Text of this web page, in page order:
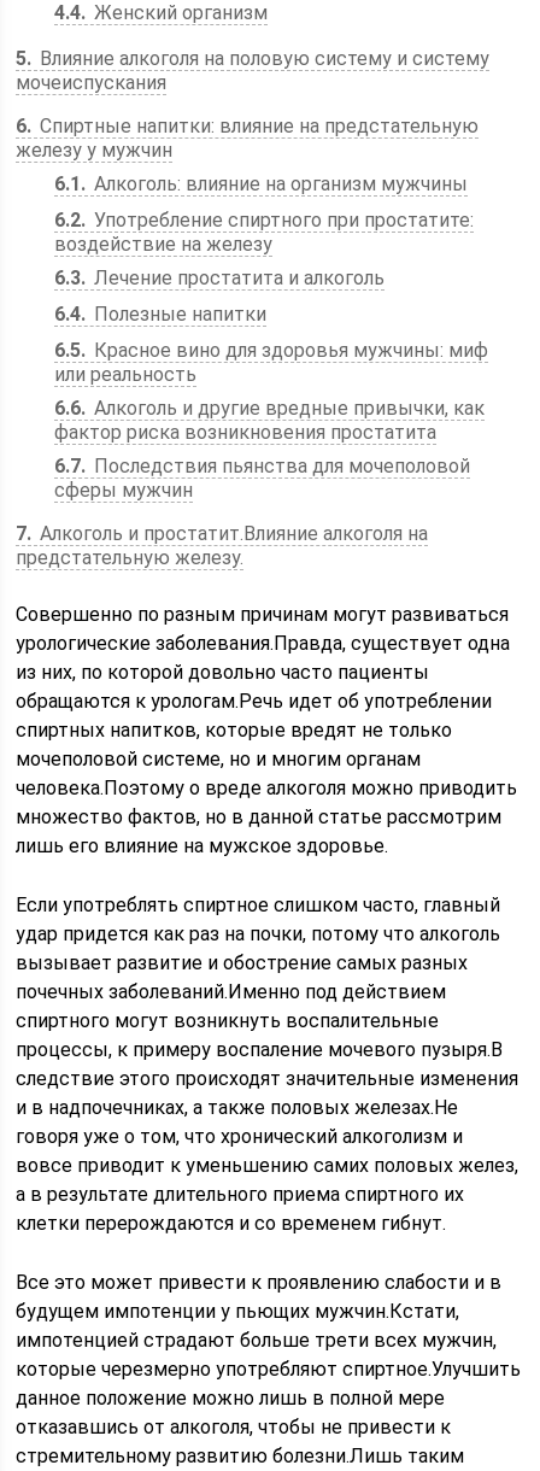
4.4 Женский организм
5
Влияние алкоголя на половую систему и систему
мочеиспускания
6 Спиртные напитки: влияние на предстательную
железу у мужчин
6.1
Алкоголь: влияние на организм мужчины
6.2 Употребление спиртного при простатите:
воздействие на железу
6.3 Лечение простатита и алкоголь
6.4
Полезные напитки
6.5
Красное вино для здоровья мужчины: миф
или реальность
6.6 Алкоголь и другие вредные привычки, как
фактор риска возникновения простатита
6.7
Последствия пьянства для мочеполовой
сферы мужчин
7 Алкоголь и простатит.Влияние алкоголя на
предстательную железу.
Совершенно по разным причинам могут развиваться
урологические заболевания.Правда, существует одна
из них, по которой довольно часто пациенты
обращаются к урологам.Речь идет об употреблении
спиртных напитков, которые вредят не только
мочеполовой системе, но и многим органам
человека.Поэтому о вреде алкоголя можно приводить
множество фактов, но в данной статье рассмотрим
лишь его влияние на мужское здоровье.
Если употреблять спиртное слишком часто, главный
удар придется как раз на почки, потому что алкоголь
вызывает развитие и обострение самых разных
почечных заболеваний.Именно под действием
спиртного могут возникнуть воспалительные
процессы, к примеру воспаление мочевого пузыря.В
следствие этого происходят значительные изменения
и в надпочечниках, а также половых железах.Не
говоря уже о том, что хронический алкоголизм и
вовсе приводит к уменьшению самих половых желез,
а в результате длительного приема спиртного их
клетки перерождаются и со временем гибнут.
Все это может привести к проявлению слабости и в
будущем импотенции у пьющих мужчин.Кстати,
импотенцией страдают больше трети всех мужчин,
которые черезмерно употребляют спиртное.Улучшить
данное положение можно лишь в полной мере
отказавшись от алкоголя, чтобы не привести к
стремительному развитию болезни.Лишь таким